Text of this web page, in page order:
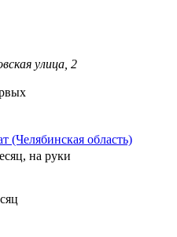
улица, 2
(Челябинская область)
на руки